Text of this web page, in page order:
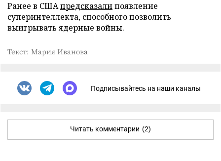
Ранее в СШАпредсказалипоявление
суперинтеллекта, способного позволить
выигрывать ядерные войны.
Текст: Мария Иванова
Подписывайтесь на наши каналы
Читать комментарии (2)